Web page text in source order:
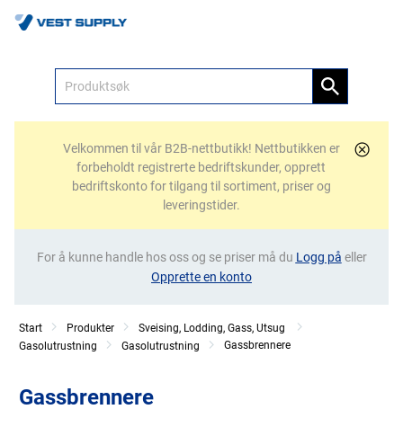
Velkommen til vår B2B-nettbutikk! Nettbutikken er
forbeholdt registrerte bedriftskunder, opprett
bedriftskonto for tilgang til sortiment, priser og
leveringstider.
For å kunne handle hos oss og se priser må du Logg på eller
Opprette en konto
Start Produkter
Sveising, Lodding, Gass, Utsug
Gasolutrustning
Gasolutrustning Gassbrennere
Gassbrennere